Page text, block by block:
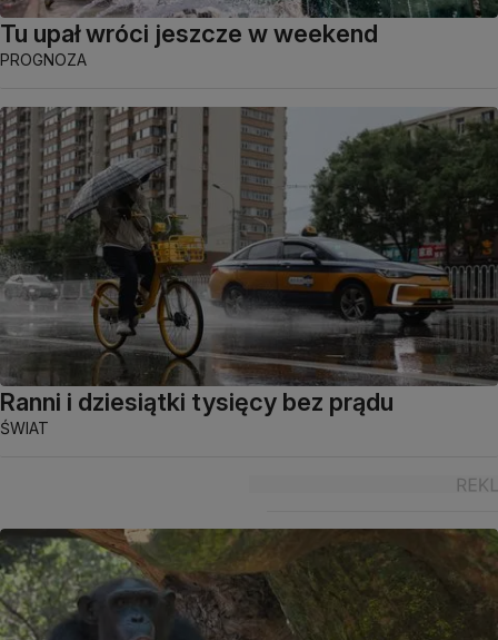
Tu upał wróci jeszcze w weekend
PROGNOZA
Ranni i dziesiątki tysięcy bez prądu
ŚWIAT